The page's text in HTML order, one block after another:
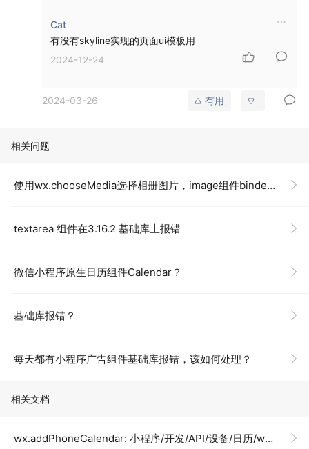
Cat
有没有skyline实现的页面ui模板用
2024-12-24
2024-03-26 有用
相关问题
使用wx.chooseMedia选择相册图片，image组件binderror百分百报错？
textarea 组件在3.16.2 基础库上报错
微信小程序原生日历组件Calendar？
基础库报错？
每天都有小程序广告组件基础库报错，该如何处理？
相关文档
wx.addPhoneCalendar: 小程序/开发/API/设备/日历/wx.addPhoneCalendar